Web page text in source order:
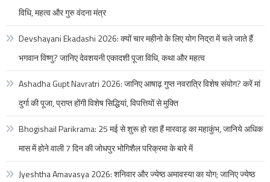
विधि, महत्व और गुरु वंदना मंत्र
Devshayani Ekadashi 2026: क्यों चार महीनो के लिए योग निद्रा में चले जाते हैं
भगवान विष्णु? जानिए देवशयनी एकादशी पूजा विधि, कथा और महत्व
Ashadha Gupt Navratri 2026: जानिए आषाढ़ गुप्त नवरात्रि विशेष संयोग? करें मां
दुर्गा की पूजा, प्राप्त होंगी विशेष सिद्धियां, विपत्तियों से मुक्ति
Bhogishail Parikrama: 25 मई से शुरू हो रहा हैं मारवाड़ का महाकुंभ, जानिये अधिक
मास में होने वाली 7 दिन की जोधपुर भोगिशैल परिक्रमा के बारे में
Jyeshtha Amavasya 2026: शनिवार और ज्येष्ठ अमावस्या का योग; जानिए ज्येष्ठ